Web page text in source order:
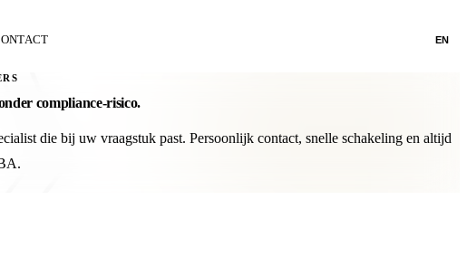
EN
compliance-risico.
die bij uw vraagstuk past. Persoonlijk contact, snelle schakeling en altijd